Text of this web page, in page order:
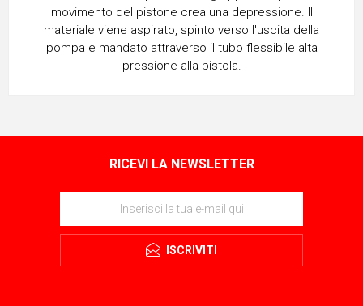
movimento del pistone crea una depressione. Il
materiale viene aspirato, spinto verso l'uscita della
pompa e mandato attraverso il tubo flessibile alta
pressione alla pistola.
RICEVI LA NEWSLETTER
ISCRIVITI